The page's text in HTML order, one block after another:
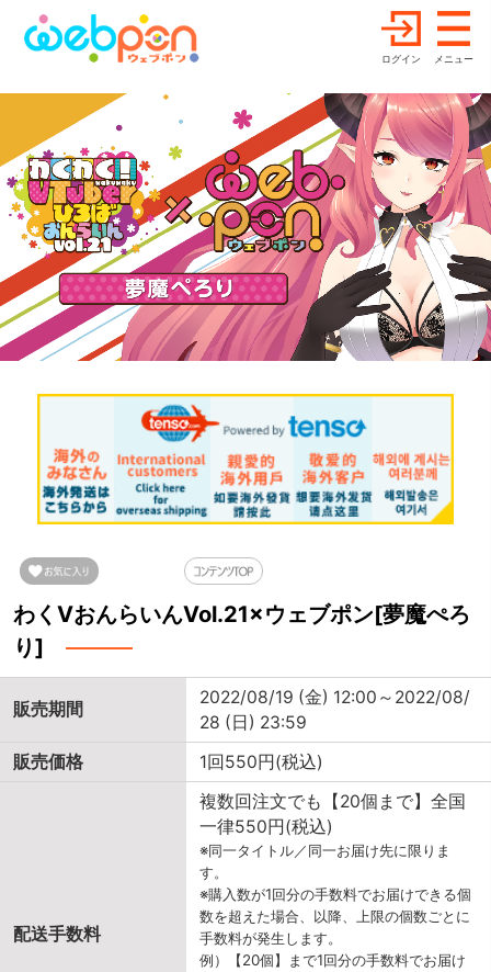
ログイン メニュー
わくVおんらいんVol.21×ウェブポン[夢魔ぺろ
り]
販売期間
2022/08/19 (金) 12:00～2022/08/
28 (日) 23:59
販売価格
1回550円(税込)
配送手数料
複数回注文でも【20個まで】全国
一律550円(税込)
※同一タイトル／同一お届け先に限りま
す。
※購入数が1回分の手数料でお届けできる個
数を超えた場合、以降、上限の個数ごとに
手数料が発生します。
例）【20個】まで1回分の手数料でお届け